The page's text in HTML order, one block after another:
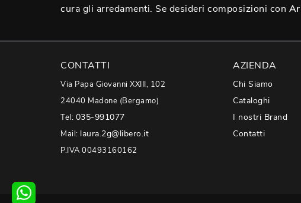
cura gli arredamenti. Se desideri composizioni con
CONTATTI
Via Papa Giovanni XXIII, 102
24040 Madone (Bergamo)
Tel: 035-991077
Mail: laura.2g@libero.it
P.IVA 00493160162
AZIENDA
Chi Siamo
Cataloghi
I nostri Brand
Contatti